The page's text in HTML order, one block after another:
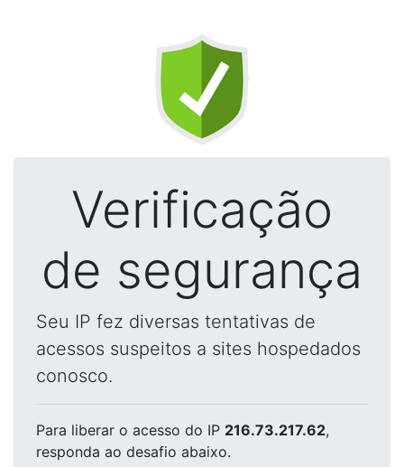
Verificação
de segurança
Seu IP fez diversas tentativas de
acessos suspeitos a sites hospedados
conosco.
Para liberar o acesso do IP 216.73.217.62,
responda ao desafio abaixo.